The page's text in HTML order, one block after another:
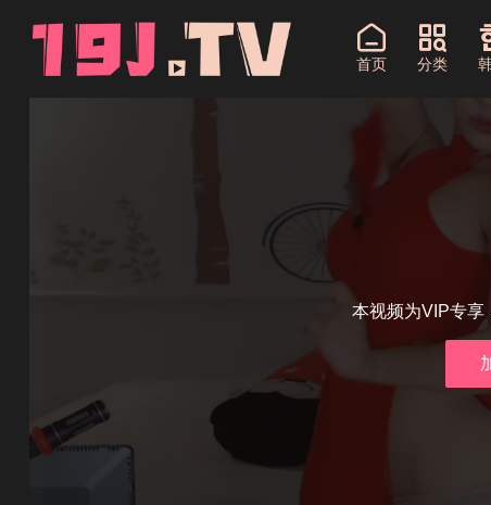
首页 分类
本视频为VIP专享